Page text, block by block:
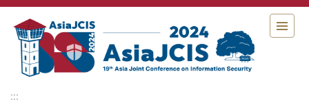
Jump
to
the
main
content
:::